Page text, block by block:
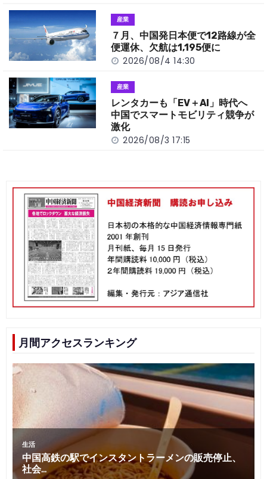
産業
７月、中国発日本便で12路線が全
便運休、欠航は1,195便に
2026/08/4 14:30
産業
レンタカーも「EV＋AI」時代へ
中国でスマートモビリティ競争が
激化
2026/08/3 17:15
月間アクセスランキング